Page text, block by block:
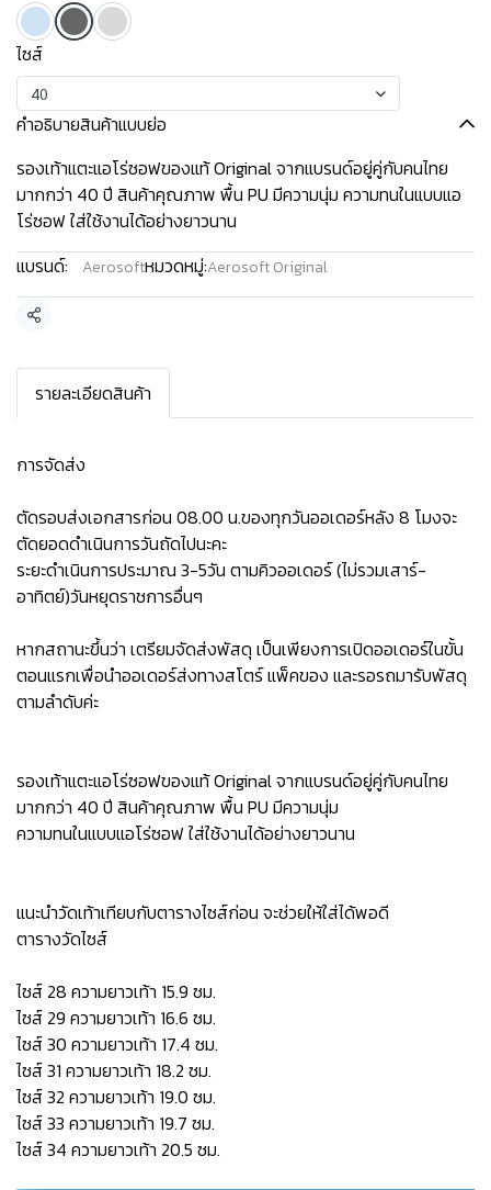
ไซส์
40
คำอธิบายสินค้าแบบย่อ
รองเท้าแตะแอโร่ซอฟของแท้ Original จากแบรนด์อยู่คู่กับคนไทย
มากกว่า 40 ปี สินค้าคุณภาพ พื้น PU มีความนุ่ม ความทนในแบบแอ
โร่ซอฟ ใส่ใช้งานได้อย่างยาวนาน
แบรนด์:
Aerosoftหมวดหมู่:Aerosoft Original
แชร์
รายละเอียดสินค้า
การจัดส่ง
ตัดรอบส่งเอกสารก่อน 08.00 น.ของทุกวันออเดอร์หลัง 8 โมงจะ
ตัดยอดดำเนินการวันถัดไปนะคะ
ระยะดำเนินการประมาณ 3-5วัน ตามคิวออเดอร์ (ไม่รวมเสาร์-
อาทิตย์)วันหยุดราชการอื่นๆ
หากสถานะขึ้นว่า เตรียมจัดส่งพัสดุ เป็นเพียงการเปิดออเดอร์ในขั้น
ตอนแรกเพื่อนำออเดอร์ส่งทางสโตร์ แพ็คของ และรอรถมารับพัสดุ
ตามลำดับค่ะ
รองเท้าแตะแอโร่ซอฟของแท้ Original จากแบรนด์อยู่คู่กับคนไทย
มากกว่า 40 ปี สินค้าคุณภาพ พื้น PU มีความนุ่ม
ความทนในแบบแอโร่ซอฟ ใส่ใช้งานได้อย่างยาวนาน
แนะนำวัดเท้าเทียบกับตารางไซส์ก่อน จะช่วยให้ใส่ได้พอดี
ตารางวัดไซส์
ไซส์ 28 ความยาวเท้า 15.9 ซม.
ไซส์ 29 ความยาวเท้า 16.6 ซม.
ไซส์ 30 ความยาวเท้า 17.4 ซม.
ไซส์ 31 ความยาวเท้า 18.2 ซม.
ไซส์ 32 ความยาวเท้า 19.0 ซม.
ไซส์ 33 ความยาวเท้า 19.7 ซม.
ไซส์ 34 ความยาวเท้า 20.5 ซม.